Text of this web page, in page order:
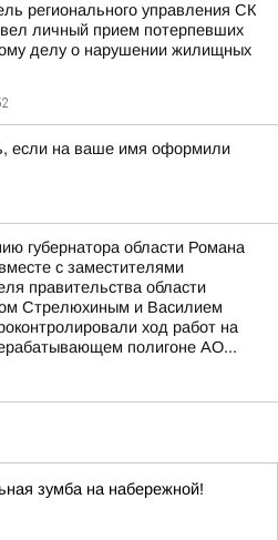
регионального управления СК
личный прием потерпевших
делу о нарушении жилищных
если на ваше имя оформили
губернатора области Романа
с заместителями
правительства области
Стрелюхиным и Василием
ход работ на
полигоне АО...
зумба на набережной!